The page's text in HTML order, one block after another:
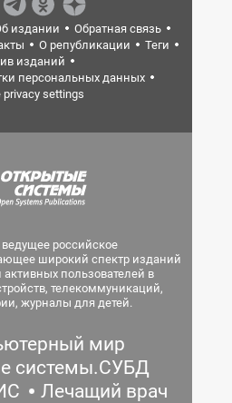
издании
Обратная связь
О републикации
Теги
изданий
персональных данных
privacy settings
российское
широкий спектр изданий
пользователей в
телекоммуникаций,
журналы для детей.
мир
системы.СУБД
Лечащий врач